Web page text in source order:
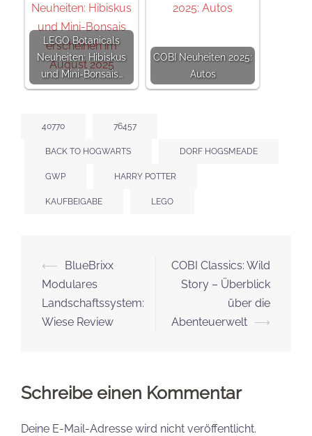
LEGO Botanicals
Neuheiten: Hibiskus
und Mini-Bonsais…
COBI Neuheiten 2025:
Autos
40770 76457
BACK TO HOGWARTS DORF HOGSMEADE
GWP HARRY POTTER
KAUFBEIGABE LEGO
Beitrags-
Navigation
⟵
BlueBrixx
Modulares
Landschaftssystem:
Wiese Review
COBI Classics: Wild
Story – Überblick
über die
Abenteuerwelt ⟶
Schreibe einen Kommentar
Deine E-Mail-Adresse wird nicht veröffentlicht.